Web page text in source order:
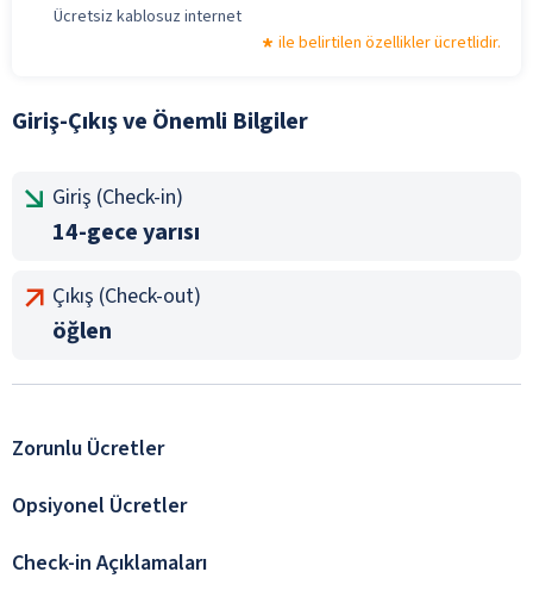
Ücretsiz kablosuz internet
ile belirtilen özellikler ücretlidir.
Giriş-Çıkış ve Önemli Bilgiler
Giriş (Check-in)
14-gece yarısı
Çıkış (Check-out)
öğlen
Zorunlu Ücretler
Opsiyonel Ücretler
Check-in Açıklamaları